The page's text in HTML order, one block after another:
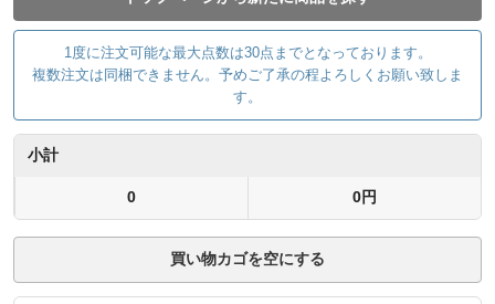
1度に注文可能な最大点数は30点までとなっております。
複数注文は同梱できません。予めご了承の程よろしくお願い致しま
す。
小計
0 0円
買い物カゴを空にする